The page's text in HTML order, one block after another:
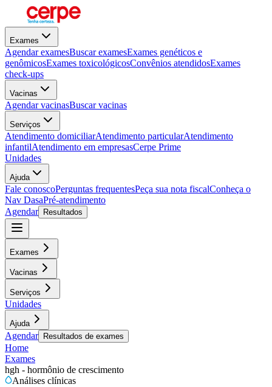
Exames
Agendar examesBuscar examesExames genéticos e
genômicosExames toxicológicosConvênios atendidosExames
check-ups
Vacinas
Agendar vacinasBuscar vacinas
Serviços
Atendimento domiciliarAtendimento particularAtendimento
infantilAtendimento em empresasCerpe Prime
Unidades
Ajuda
Fale conoscoPerguntas frequentesPeça sua nota fiscalConheça o
Nav DasaPré-atendimento
Agendar
Resultados
Exames
Vacinas
Serviços
Unidades
Ajuda
Agendar Resultados de exames
Home
Exames
hgh - hormônio de crescimento
Análises clínicas